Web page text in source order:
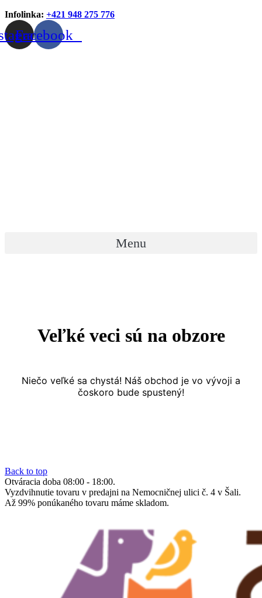
Infolinka: +421 948 275 776
Facebook
Menu
Veľké veci sú na obzore
Niečo veľké sa chystá! Náš obchod je vo vývoji a
čoskoro bude spustený!
Back to top
Otváracia doba 08:00 - 18:00.
Vyzdvihnutie tovaru v predajni na Nemocničnej ulici č. 4 v Šali.
Až 99% ponúkaného tovaru máme skladom.